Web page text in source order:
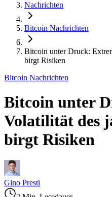
Nachrichten
Bitcoin Nachrichten
Bitcoin unter Druck:
birgt Risiken
Bitcoin Nachrichten
Bitcoin unter
Volatilität des
birgt Risiken
Gino Presti